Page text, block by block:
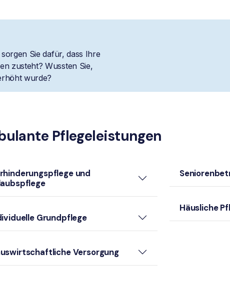
Sie dafür, dass Ihre
zusteht? Wussten Sie,
wurde?
Pflegeleistungen
und
Grundpflege
Versorgung
Häusliche